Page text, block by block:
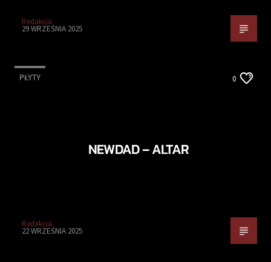
Redakcja
29 WRZEŚNIA 2025
PŁYTY 0
NEWDAD – ALTAR
Redakcja
22 WRZEŚNIA 2025